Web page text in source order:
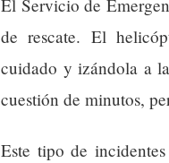
El Servicio de
de rescate. El
cuidado y izándola a
cuestión de minutos,
Este tipo de